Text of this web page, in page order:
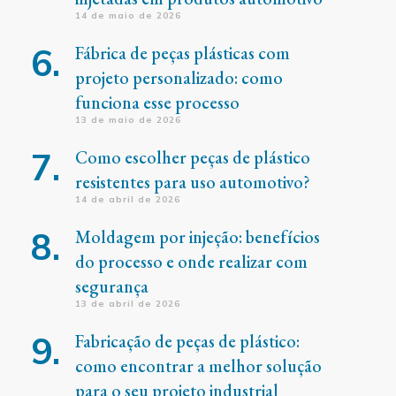
14 de maio de 2026
Fábrica de peças plásticas com
projeto personalizado: como
funciona esse processo
13 de maio de 2026
Como escolher peças de plástico
resistentes para uso automotivo?
14 de abril de 2026
Moldagem por injeção: benefícios
do processo e onde realizar com
segurança
13 de abril de 2026
Fabricação de peças de plástico:
como encontrar a melhor solução
para o seu projeto industrial